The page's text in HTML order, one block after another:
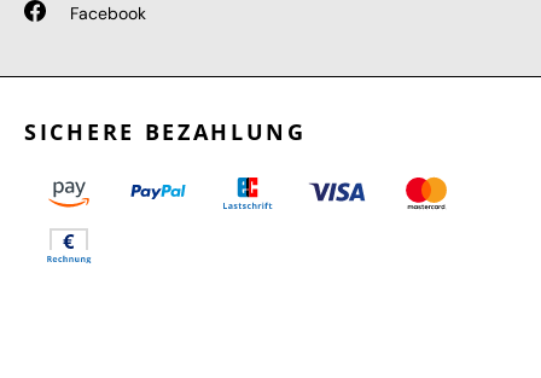
Facebook
SICHERE BEZAHLUNG